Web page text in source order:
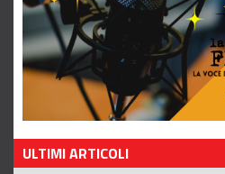
ULTIMI ARTICOLI